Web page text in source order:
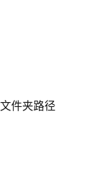
文件夹路径